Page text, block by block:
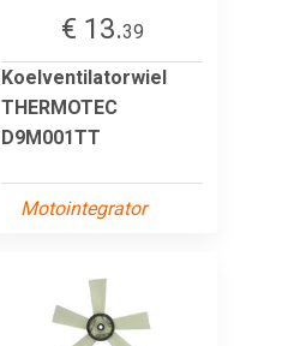
€ 13.39
Koelventilatorwiel
THERMOTEC
D9M001TT
Motointegrator